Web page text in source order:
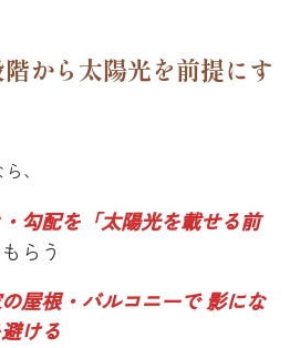
から太陽光を前提にす
、
勾配を「太陽光を載せる前
らう
屋根・バルコニーで 影にな
ける